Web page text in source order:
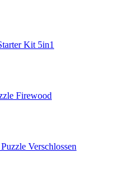
Kit 5in1
Firewood
Verschlossen